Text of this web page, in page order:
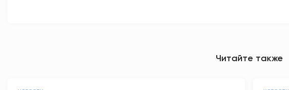
Читайте также